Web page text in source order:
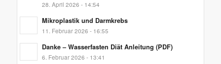
28. April 2026 - 14:54
Mikroplastik und Darmkrebs
11. Februar 2026 - 16:55
Danke – Wasserfasten Diät Anleitung (PDF)
6. Februar 2026 - 13:41